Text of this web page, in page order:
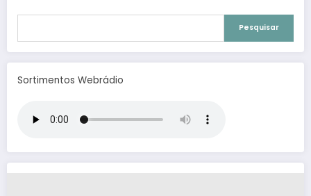
Pesquisar
Sortimentos Webrádio